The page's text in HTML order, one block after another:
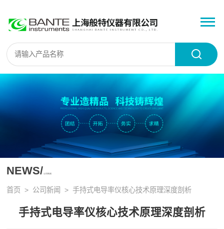
NEWS/ 公司新闻
首页 > 公司新闻 > 手持式电导率仪核心技术原理深度剖析
手持式电导率仪核心技术原理深度剖析